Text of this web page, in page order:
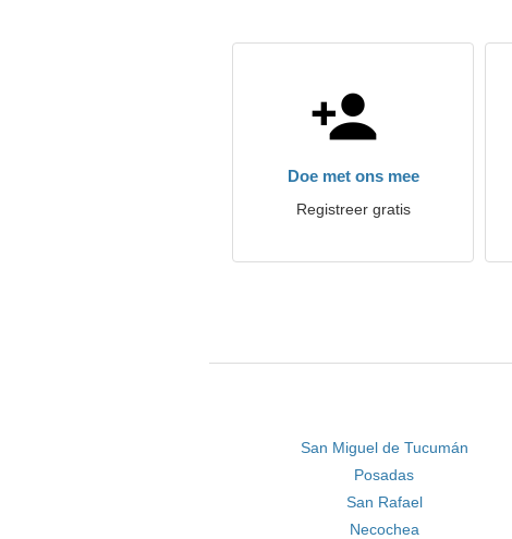
Doe met ons mee
Registreer gratis
San Miguel de Tucumán
Posadas
San Rafael
Necochea